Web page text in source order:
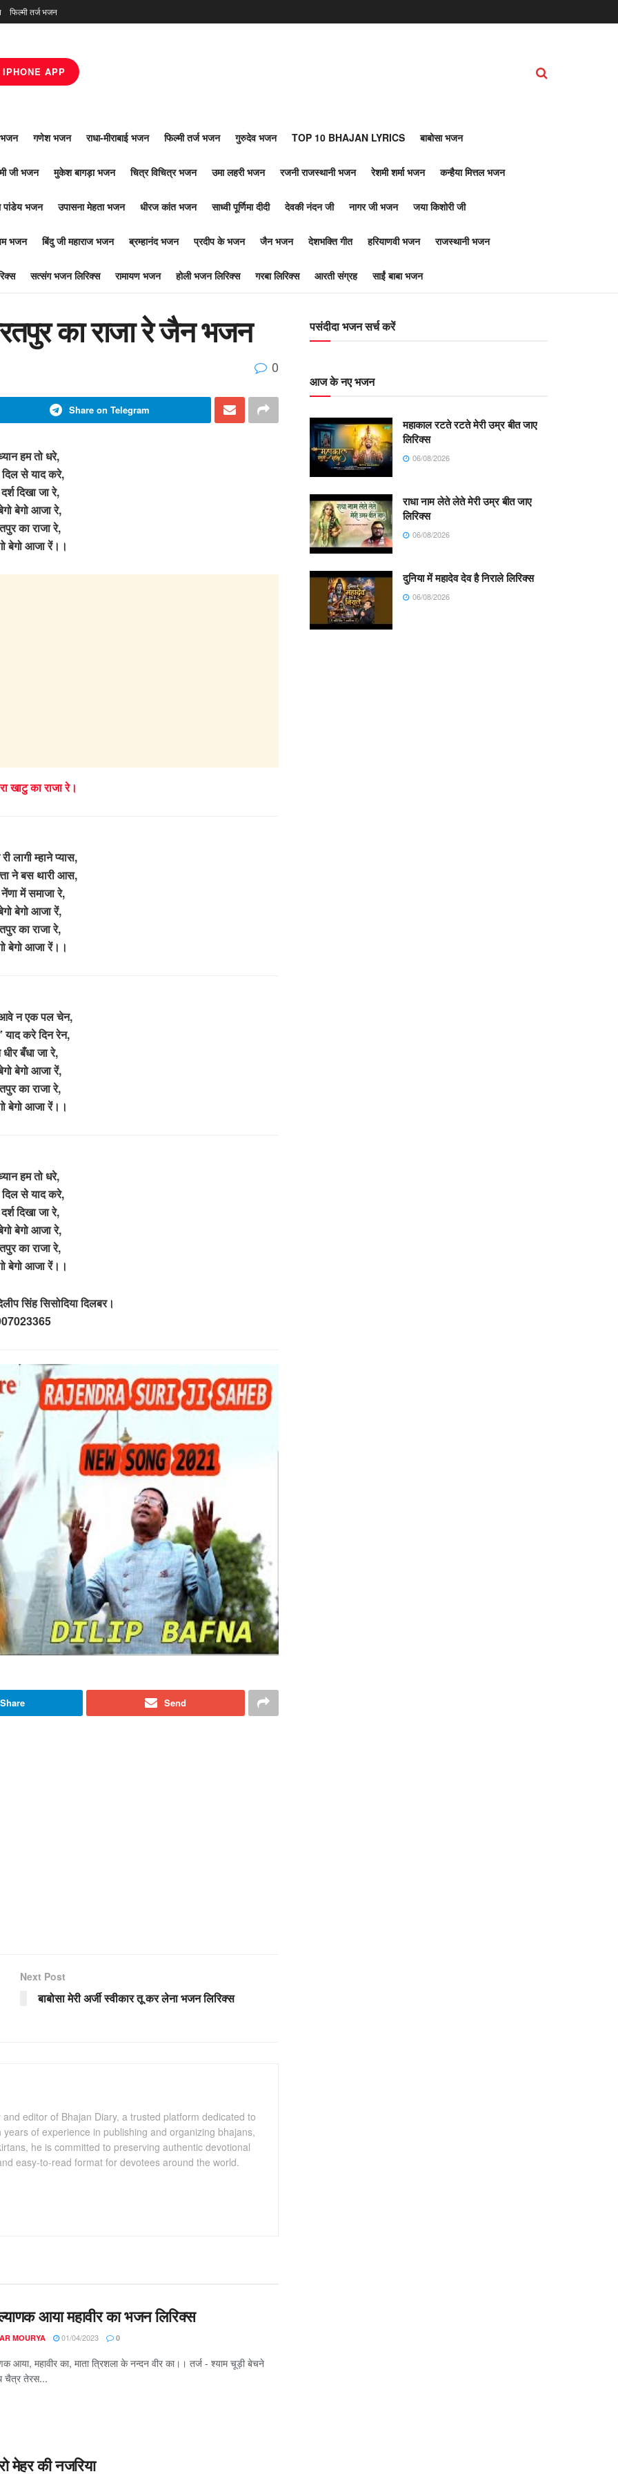
फिल्मी तर्ज भजन
IPHONE APP
भजन गणेश भजन राधा-मीराबाई भजन फिल्मी तर्ज भजन गुरुदेव भजन TOP 10 BHAJAN LYRICS बाबोसा भजन
जी भजन मुकेश बागड़ा भजन चित्र विचित्र भजन उमा लहरी भजन रजनी राजस्थानी भजन रेशमी शर्मा भजन कन्हैया मित्तल भजन
पांडेय भजन उपासना मेहता भजन धीरज कांत भजन साध्वी पूर्णिमा दीदी देवकी नंदन जी नागर जी भजन जया किशोरी जी
भजन बिंदु जी महाराज भजन ब्रम्हानंद भजन प्रदीप के भजन जैन भजन देशभक्ति गीत हरियाणवी भजन राजस्थानी भजन
सत्संग भजन लिरिक्स रामायण भजन होली भजन लिरिक्स गरबा लिरिक्स आरती संग्रह साईं बाबा भजन
का राजा रे जैन भजन
0
Share on Telegram
हम तो धरे,
से याद करे,
दिखा जा रे,
बेगो आजा रे,
का राजा रे,
बेगो आजा रें।।
खाटु का राजा रे।
लागी म्हाने प्यास,
ने बस थारी आस,
में समाजा रे,
बेगो आजा रें,
का राजा रे,
बेगो आजा रें।।
आवे न एक पल चेन,
याद करे दिन रेन,
धीर बँधा जा रे,
बेगो आजा रें,
का राजा रे,
बेगो आजा रें।।
हम तो धरे,
से याद करे,
दिखा जा रे,
बेगो आजा रे,
का राजा रे,
बेगो आजा रें।।
सिंह सिसोदिया दिलबर।
Share Send
Next Post
बाबोसा मेरी अर्जी स्वीकार तू कर लेना भजन लिरिक्स
editor of Bhajan Diary, a trusted platform dedicated to
of experience in publishing and organizing bhajans,
he is committed to preserving authentic devotional
easy-to-read format for devotees around the world.
आया महावीर का भजन लिरिक्स
MOURYA 01/04/2023 0
आया, महावीर का, माता त्रिशला के नन्दन वीर का।। तर्ज - श्याम चूड़ी बेचने
चैत्र तेरस...
मेहर की नजरिया
पसंदीदा भजन सर्च करें
आज के नए भजन
महाकाल रटते रटते मेरी उम्र बीत जाए
लिरिक्स
06/08/2026
राधा नाम लेते लेते मेरी उम्र बीत जाए
लिरिक्स
06/08/2026
दुनिया में महादेव देव है निराले लिरिक्स
06/08/2026